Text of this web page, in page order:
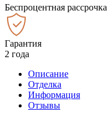
Беспроцентная рассрочка
Гарантия
2 года
Описание
Отделка
Информация
Отзывы